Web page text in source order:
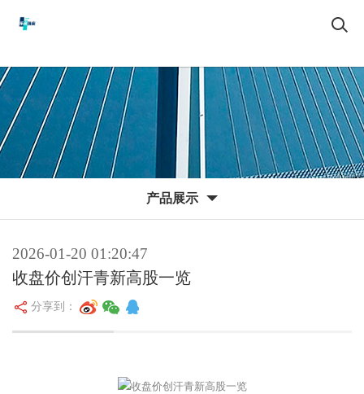
产品展示
2026-01-20 01:20:47
收盘价创汗青新高股一览
分享到：